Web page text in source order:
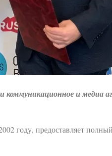
и медиа
году, предоставляет